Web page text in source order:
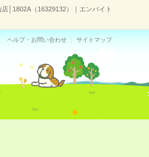
│1802A（16329132）｜エンバイト
ヘルプ・お問い合わせ サイトマップ